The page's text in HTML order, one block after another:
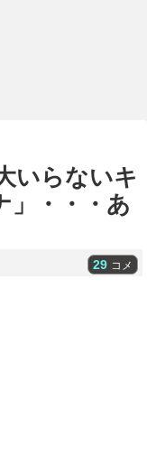
いらないキ
」・・・あ
29 コメ